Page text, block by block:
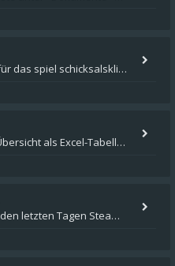
wollte fragen wie kann ich mods für das spiel schicksalsklinge in das spieleverzeichnis kopieren und in welches
Und hier das Gesamtpaket plus Übersicht als Excel-Tabelle: https://forum.schicksalsklinge.com/viewtopic.php?f=239&t=156
Die zwölfe zum Gruß! Ich habe in den letzten Tagen Steam auf meinem Desktop PC mit Windows 11 installiert und über Steam